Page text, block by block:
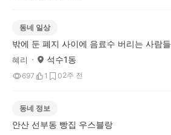
동네 일상
밖에 둔 폐지 사이에 음료수 버리는 사람들
혜리 석수1동
697 1 02주 전
동네 정보
안산 선부동 빵집 우스블랑